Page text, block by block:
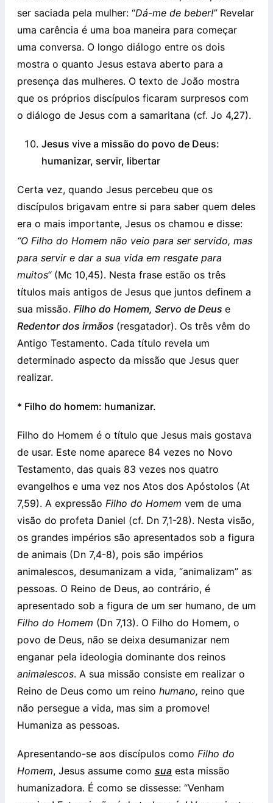
ser saciada pela mulher: “Dá-me de beber!”Revelar
uma carência é uma boa maneira para começar
uma conversa. O longo diálogo entre os dois
mostra o quanto Jesus estava aberto para a
presença das mulheres. O texto de João mostra
que os próprios discípulos ficaram surpresos com
o diálogo de Jesus com a samaritana (cf. Jo 4,27).
Jesus vive a missão do povo de Deus:
humanizar, servir, libertar
Certa vez, quando Jesus percebeu que os
discípulos brigavam entre si para saber quem deles
era o mais importante, Jesus os chamou e disse:
“O Filho do Homem não veio para ser servido, mas
para servir e dar a sua vida em resgate para
muitos“(Mc 10,45). Nesta frase estão os três
títulos mais antigos de Jesus que juntos definem a
sua missão. Filho do Homem, Servo de Deus e
Redentor dos irmãos (resgatador). Os três vêm do
Antigo Testamento. Cada título revela um
determinado aspecto da missão que Jesus quer
realizar.
* Filho do homem: humanizar.
Filho do Homem é o título que Jesus mais gostava
de usar. Este nome aparece 84 vezes no Novo
Testamento, das quais 83 vezes nos quatro
evangelhos e uma vez nos Atos dos Apóstolos (At
7,59). A expressão Filho do Homem vem de uma
visão do profeta Daniel (cf. Dn 7,1-28). Nesta visão,
os grandes impérios são apresentados sob a figura
de animais (Dn 7,4-8), pois são impérios
animalescos, desumanizam a vida, “animalizam” as
pessoas. O Reino de Deus, ao contrário, é
apresentado sob a figura de um ser humano, de um
Filho do Homem (Dn 7,13). O Filho do Homem, o
povo de Deus, não se deixa desumanizar nem
enganar pela ideologia dominante dos reinos
animalescos. A sua missão consiste em realizar o
Reino de Deus como um reino humano, reino que
não persegue a vida, mas sim a promove!
Humaniza as pessoas.
Apresentando-se aos discípulos como Filho do
Homem, Jesus assume como sua esta missão
humanizadora. É como se dissesse: “Venham